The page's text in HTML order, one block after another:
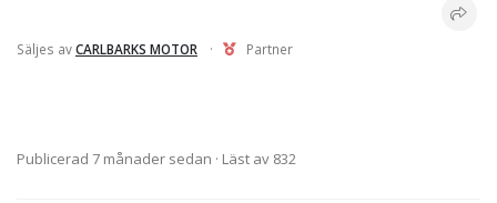
Säljes avCARLBARKS MOTOR · Partner
Publicerad 7 månader sedan · Läst av 832